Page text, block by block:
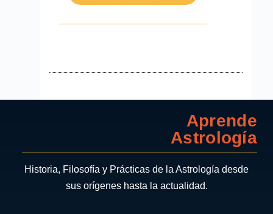
Aprende
Astrología
Historia, Filosofía y Prácticas de la Astrología desde
sus orígenes hasta la actualidad.